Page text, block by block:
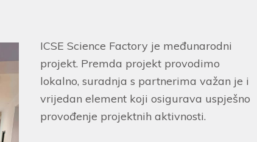
ICSE Science Factory je međunarodni
projekt. Premda projekt provodimo
lokalno, suradnja s partnerima važan je i
vrijedan element koji osigurava uspješno
provođenje projektnih aktivnosti.